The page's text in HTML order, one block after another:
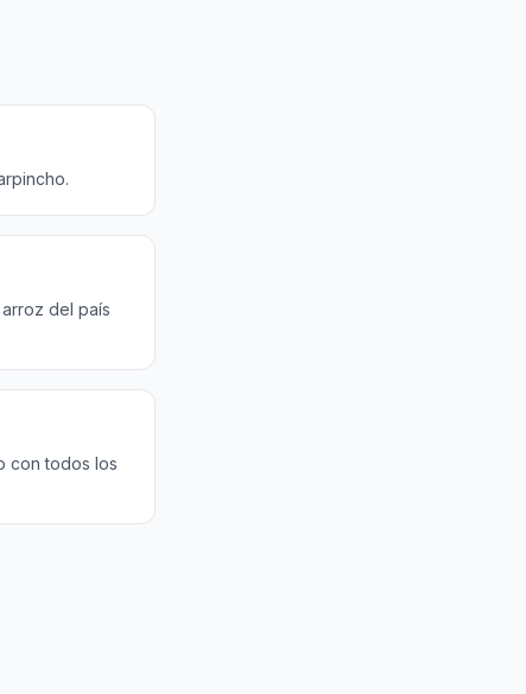
del país
con todos los